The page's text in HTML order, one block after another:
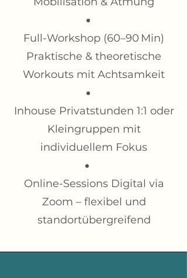
Full-Workshop (60–90 Min)
Praktische & theoretische
Workouts mit Achtsamkeit
Inhouse Privatstunden 1:1 oder
Kleingruppen mit
individuellem Fokus
Online-Sessions Digital via
Zoom – flexibel und
standortübergreifend